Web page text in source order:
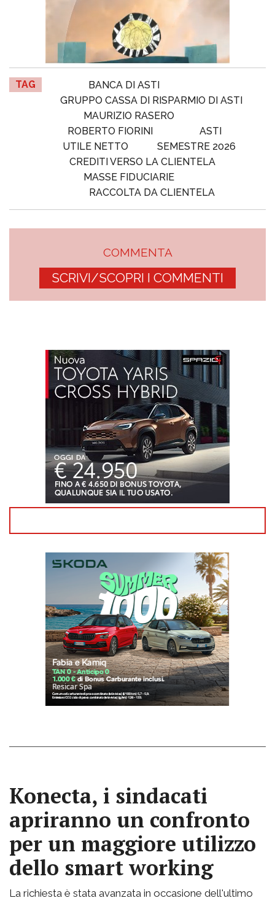
TAG
BANCA DI ASTI
GRUPPO CASSA DI RISPARMIO DI ASTI
MAURIZIO RASERO
ROBERTO FIORINI
ASTI
UTILE NETTO
SEMESTRE 2026
CREDITI VERSO LA CLIENTELA
MASSE FIDUCIARIE
RACCOLTA DA CLIENTELA
COMMENTA
SCRIVI/SCOPRI I COMMENTI
Konecta, i sindacati
apriranno un confronto
per un maggiore utilizzo
dello smart working
La richiesta è stata avanzata in occasione dell'ultimo